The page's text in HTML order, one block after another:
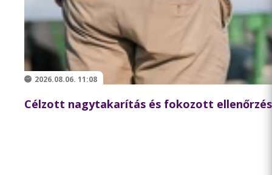
2026.08.06. 11:08
Célzott nagytakarítás és fokozott